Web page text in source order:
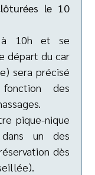
le 10
à 10h et se
départ du car
sera précisé
des
pique-nique
un des
dès